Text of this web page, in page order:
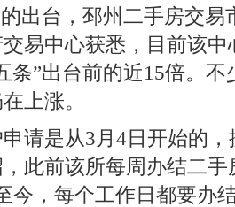
出台，邳州二手房交
易中心获悉，目前该中
条”出台前的近15倍。
上涨。
请是从3月4日开始的
此前该所每周办结二
今，每个工作日都要办